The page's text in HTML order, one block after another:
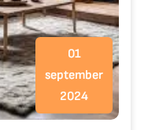
01
september
2024